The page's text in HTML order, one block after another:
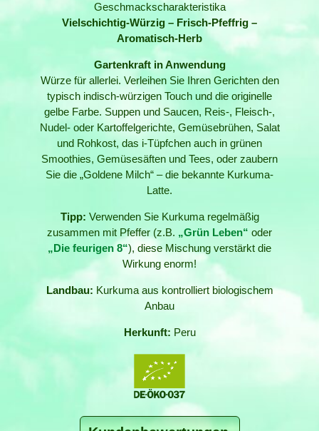
Geschmackscharakteristika
Vielschichtig-Würzig – Frisch-Pfeffrig –
Aromatisch-Herb
Gartenkraft in Anwendung
Würze für allerlei. Verleihen Sie Ihren Gerichten den
typisch indisch-würzigen Touch und die originelle
gelbe Farbe. Suppen und Saucen, Reis-, Fleisch-,
Nudel- oder Kartoffelgerichte, Gemüsebrühen, Salat
und Rohkost, das i-Tüpfchen auch in grünen
Smoothies, Gemüsesäften und Tees, oder zaubern
Sie die „Goldene Milch“ – die bekannte Kurkuma-
Latte.
Tipp: Verwenden Sie Kurkuma regelmäßig
zusammen mit Pfeffer (z.B. „Grün Leben“ oder
„Die feurigen 8“), diese Mischung verstärkt die
Wirkung enorm!
Landbau: Kurkuma aus kontrolliert biologischem
Anbau
Herkunft: Peru